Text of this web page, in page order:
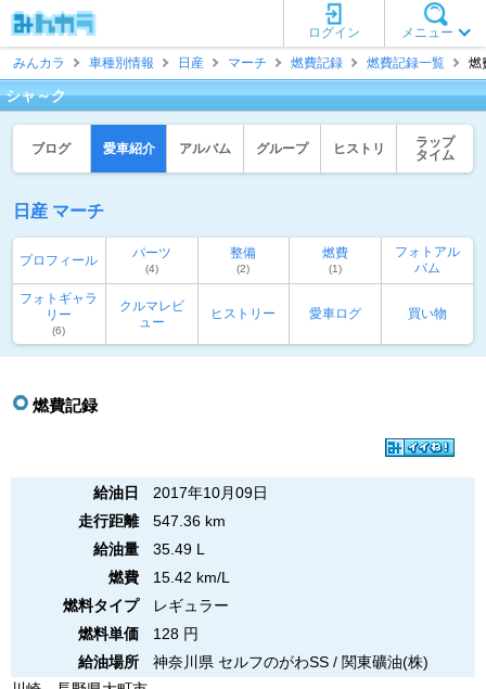
メニュー
ログイン
みんカラ
車種別情報 日産 マーチ 燃費記録 燃費記録一覧 燃
シャ～ク
ブログ 愛車紹介 アルバム グループ ヒストリ
ラップ
タイム
日産 マーチ
プロフィール パーツ
(4)
整備
(2)
燃費
(1)
フォトアル
バム
フォトギャラ
リー
(6)
クルマレビ
ュー
ヒストリー 愛車ログ 買い物
燃費記録
給油日
2017年10月09日
走行距離
547.36 km
給油量
35.49 L
燃費
15.42 km/L
燃料タイプ
レギュラー
燃料単価
128 円
給油場所
神奈川県 セルフのがわSS / 関東礦油(株)